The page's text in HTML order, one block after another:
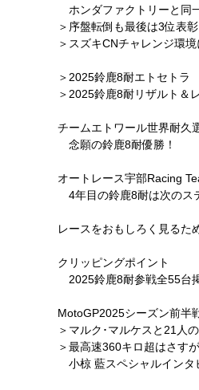
ホンダファクトリーと同
＞序盤転倒も最後は3位表
＞スズキCNチャレンジ環
＞2025鈴鹿8耐エトセトラ
＞2025鈴鹿8耐リザルト＆
チームエトワール世界耐久
念願の鈴鹿8耐優勝！
オートレース宇部Racing
4年目の鈴鹿8耐は次のス
レースをおもしろく見るた
クリッピングポイント
2025鈴鹿8耐参戦全55台
MotoGP2025シーズン前半
＞マルク･マルケスと21人
＞最高速360キロ超はさす
小椋 藍スペシャルインタ